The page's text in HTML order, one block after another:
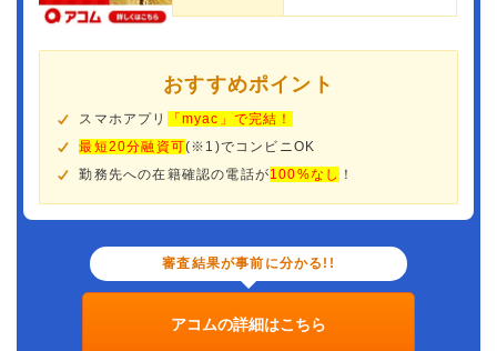
おすすめポイント
スマホアプリ
「myac」で完結！
最短20分融資可(※1)でコンビニOK
勤務先への在籍確認の電話が100%なし ！
審査結果が事前に分かる!!
アコムの詳細はこちら